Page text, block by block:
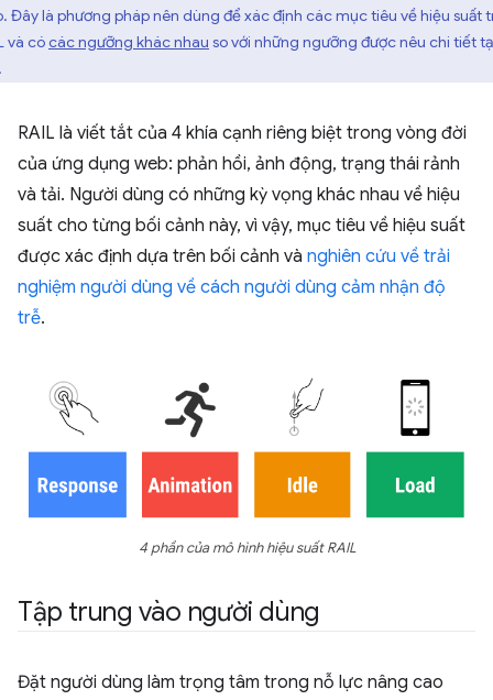
Đây là phương pháp nên dùng để xác định các mục tiêu về hiệu suất
và cócác ngưỡng khác nhau so với những ngưỡng được nêu chi tiết
RAIL là viết tắt của 4 khía cạnh riêng biệt trong vòng đời
của ứng dụng web: phản hồi, ảnh động, trạng thái rảnh
và tải. Người dùng có những kỳ vọng khác nhau về hiệu
suất cho từng bối cảnh này, vì vậy, mục tiêu về hiệu suất
được xác định dựa trên bối cảnh và nghiên cứu về trải
nghiệm người dùng về cách người dùng cảm nhận độ
trễ.
4 phần của mô hình hiệu suất RAIL
Tập trung vào người dùng
Đặt người dùng làm trọng tâm trong nỗ lực nâng cao